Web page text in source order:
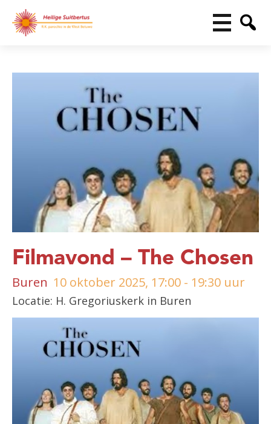
Filmavond – The Chosen
Buren 10 oktober 2025, 17:00 - 19:30 uur
Locatie: H. Gregoriuskerk in Buren